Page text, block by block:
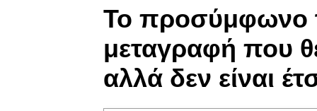
Το προσύμφωνο
μεταγραφή που
αλλά δεν είναι